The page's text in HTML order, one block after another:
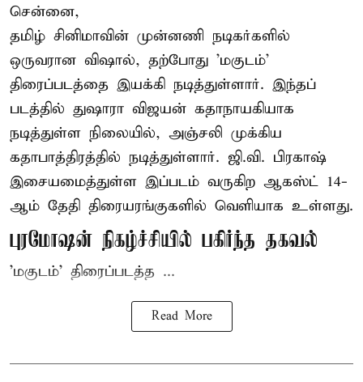
சென்னை,
தமிழ் சினிமாவின் முன்னணி நடிகர்களில்
ஒருவரான விஷால், தற்போது 'மகுடம்'
திரைப்படத்தை இயக்கி நடித்துள்ளார். இந்தப்
படத்தில் துஷாரா விஜயன் கதாநாயகியாக
நடித்துள்ள நிலையில், அஞ்சலி முக்கிய
கதாபாத்திரத்தில் நடித்துள்ளார். ஜி.வி. பிரகாஷ்
இசையமைத்துள்ள இப்படம் வருகிற ஆகஸ்ட் 14-
ஆம் தேதி திரையரங்குகளில் வெளியாக உள்ளது.
புரமோஷன் நிகழ்ச்சியில் பகிர்ந்த தகவல்
'மகுடம்' திரைப்படத்த ...
Read More